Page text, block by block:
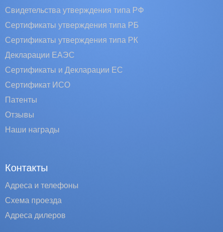
Свидетельства утверждения типа РФ
Сертификаты утверждения типа РБ
Сертификаты утверждения типа РК
Декларации ЕАЭС
Сертификаты и Декларации EC
Сертификат ИСО
Патенты
Отзывы
Наши награды
Контакты
Адреса и телефоны
Схема проезда
Адреса дилеров